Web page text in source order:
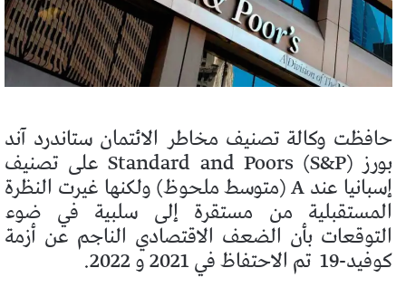
حافظت وكالة تصنيف مخاطر الائتمان ستاندرد آند
بورز Standard and Poors (S&P) على تصنيف
إسبانيا عند A (متوسط ​​ملحوظ) ولكنها غيرت النظرة
المستقبلية من مستقرة إلى سلبية في ضوء
التوقعات بأن الضعف الاقتصادي الناجم عن أزمة
كوفيد-19
تم الاحتفاظ في 2021 و 2022.